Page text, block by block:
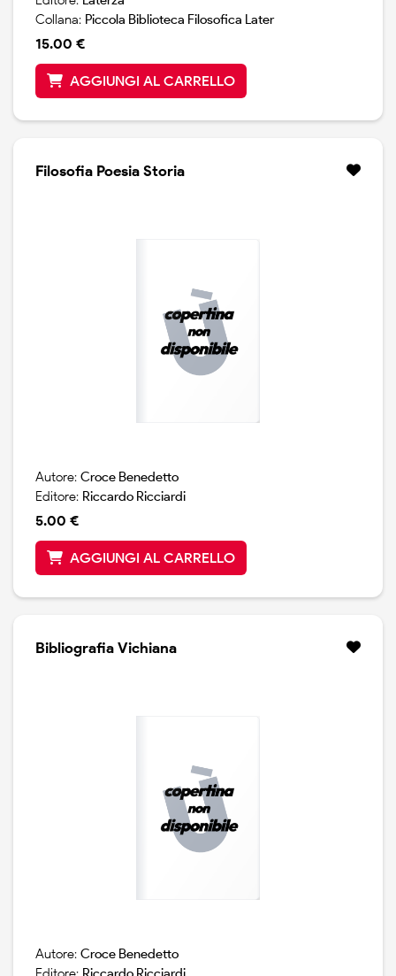
Collana: Piccola Biblioteca Filosofica Later
15.00 €
AGGIUNGI AL CARRELLO
Filosofia Poesia Storia
Autore: Croce Benedetto
Editore: Riccardo Ricciardi
5.00 €
AGGIUNGI AL CARRELLO
Bibliografia Vichiana
Autore: Croce Benedetto